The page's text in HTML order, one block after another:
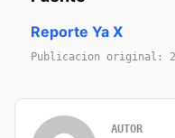
Reporte Ya X
Publicacion original:
AUTOR